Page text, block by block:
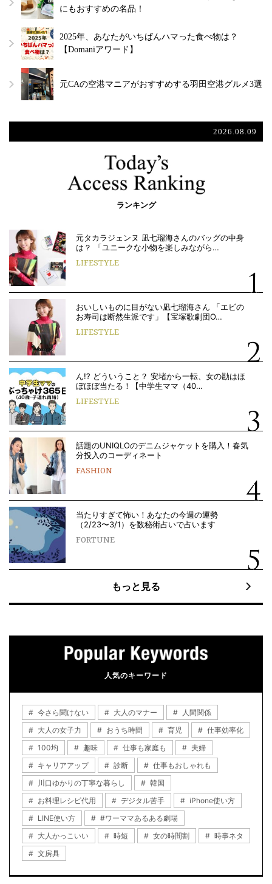
にもおすすめの名品！
2025年、あなたがいちばんハマった食べ物は？
【Domaniアワード】
元CAの空港マニアがおすすめする羽田空港グルメ3選
2026.08.09
ランキング
元タカラジェンヌ 凪七瑠海さんのバッグの中身
は？ 「ユニークな小物を楽しみながら…
LIFESTYLE
おいしいものに目がない凪七瑠海さん 「エビの
お寿司は断然生派です」【宝塚歌劇団O…
LIFESTYLE
ん!? どういうこと？ 安堵から一転、女の勘はほ
ぼほぼ当たる！【中学生ママ（40…
LIFESTYLE
話題のUNIQLOのデニムジャケットを購入！春気
分投入のコーディネート
FASHION
当たりすぎて怖い！あなたの今週の運勢
（2/23〜3/1）を数秘術占いで占います
FORTUNE
もっと見る
人気のキーワード
今さら聞けない 大人のマナー
人間関係
大人の女子力
おうち時間 育児
仕事効率化
100均
趣味 仕事も家庭も
夫婦
キャリアアップ
診断
仕事もおしゃれも
川口ゆかりの丁寧な暮らし
韓国
お料理レシピ代用
デジタル苦手
iPhone使い方
LINE使い方
#ワーママあるある劇場
大人かっこいい
時短 女の時間割
時事ネタ
文房具